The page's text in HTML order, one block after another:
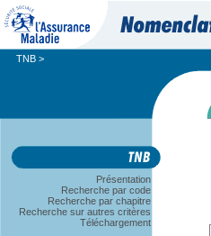
TNB >
Présentation
Recherche par code
Recherche par chapitre
Recherche sur autres critères
Téléchargement